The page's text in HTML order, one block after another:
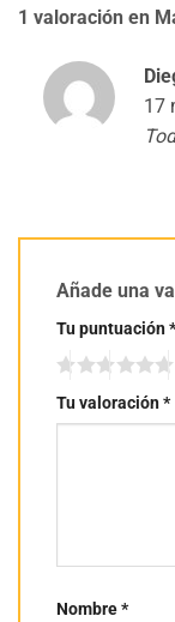
1 valoración en
17
Añade una
Tu puntuación*
Tu valoración*
Nombre*